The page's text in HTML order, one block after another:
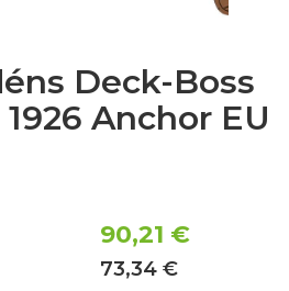
Deck-Boss
Anchor EU
90,21 €
73,34 €